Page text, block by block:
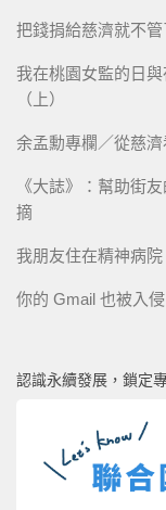
把錢捐給慈濟就不
我在桃園女監的日
（上）
余孟勳專欄／從慈
《大誌》：幫助街
摘
我朋友住在精神病
你的 Gmail 也被入
認識永續發展，鎖定專